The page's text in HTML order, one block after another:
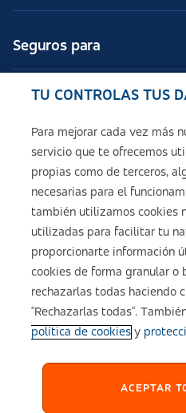
Seguros para
Seguros de ASISA
Sobre ASISA
Política de cookies
Configuración de cookies
Política de Privacidad
TU CONTROLAS TUS
Para mejorar cada vez más
servicio que te ofrecemos
propias como de terceros,
necesarias para el
también utilizamos cookies
utilizadas para facilitar tu
proporcionarte información
cookies de forma granular o
rechazarlas todas haciendo
"Rechazarlas todas".
política de cookiesy
ACEPTAR